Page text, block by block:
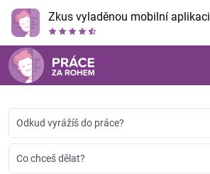
Zkus vyladěnou mobilní aplikaci
Odkud vyrážíš do práce?
Co chceš dělat?